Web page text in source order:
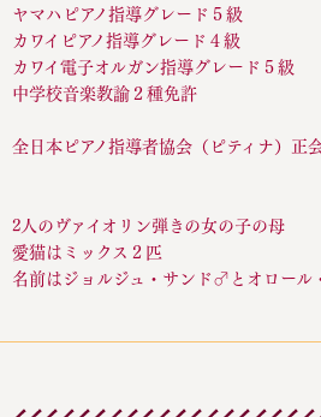
ヤマハピアノ指導グレード５級
カワイピアノ指導グレード４級
カワイ電子オルガン指導グレード５級
中学校音楽教諭２種免許
全日本ピアノ指導者協会（ピティナ）正
2人のヴァイオリン弾きの女の子の母
愛猫はミックス２匹
名前はジョルジュ・サンド♂とオロール